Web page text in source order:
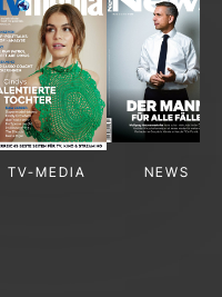
TV-MEDIA NEWS